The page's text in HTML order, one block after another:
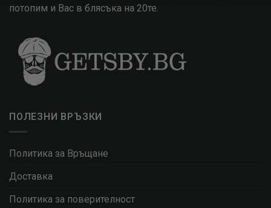
потопим и Вас в блясъка на 20те.
ПОЛЕЗНИ ВРЪЗКИ
Политика за Връщане
Доставка
Политика за поверителност